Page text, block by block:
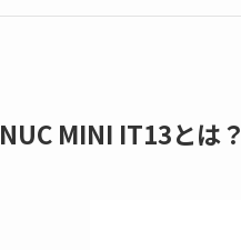
MINI IT13とは？